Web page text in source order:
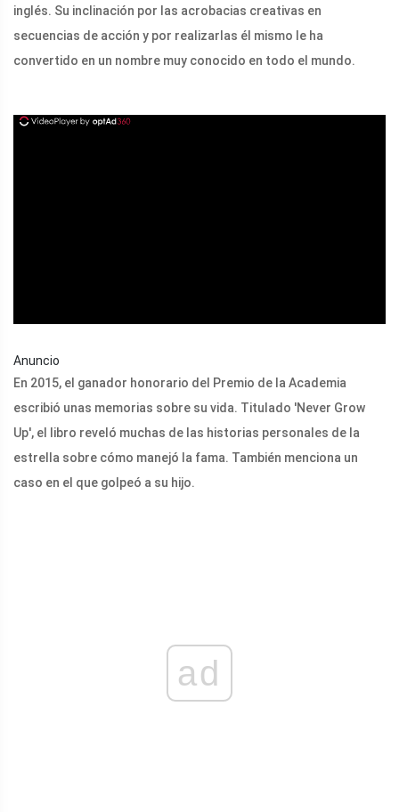
inglés. Su inclinación por las acrobacias creativas en
secuencias de acción y por realizarlas él mismo le ha
convertido en un nombre muy conocido en todo el mundo.
Anuncio
En 2015, el ganador honorario del Premio de la Academia
escribió unas memorias sobre su vida. Titulado 'Never Grow
Up', el libro reveló muchas de las historias personales de la
estrella sobre cómo manejó la fama. También menciona un
caso en el que golpeó a su hijo.
ad